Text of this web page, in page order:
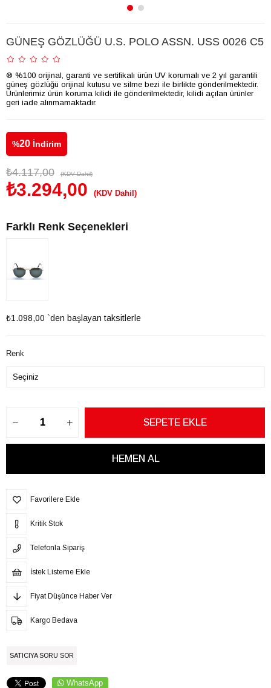
GÜNEŞ GÖZLÜĞÜ U.S. POLO ASSN. USS 0026 C5
® %100 orijinal, garanti ve sertifikalı ürün UV korumalı ve 2 yıl garantili
güneş gözlüğü orijinal kutusu ve silme bezi ile birlikte gönderilmektedir.
Ürünlerimiz ürün koruma kilidi ile gönderilmektedir, kilidi açılan ürünler
geri iade alınmamaktadır.
%20 İndirim
₺4.117,00 (KDV Dahil)
₺3.294,00 (KDV Dahil)
Farklı Renk Seçenekleri
₺1.098,00 `den başlayan taksitlerle
Renk
Favorilere Ekle
Kritik Stok
Telefonla Sipariş
İstek Listeme Ekle
Fiyat Düşünce Haber Ver
Kargo Bedava
SATICIYA SORU SOR
WhatsApp